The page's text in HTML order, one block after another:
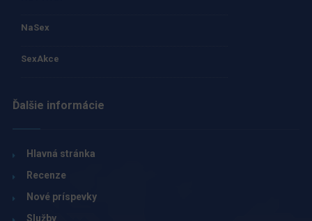
NaSex
SexAkce
Ďalšie informácie
Hlavná stránka
Recenze
Nové príspevky
Služby